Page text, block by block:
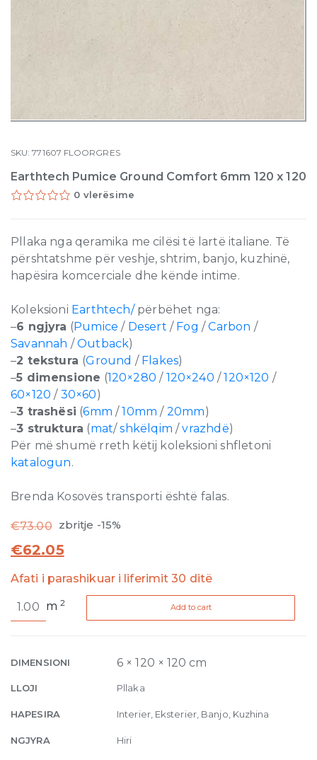
SKU:771607 FLOORGRES
Earthtech Pumice Ground Comfort 6mm 120 x 120
0 vlerësime
Pllaka nga qeramika me cilësi të lartë italiane. Të
përshtatshme për veshje, shtrim, banjo, kuzhinë,
hapësira komcerciale dhe kënde intime.
Koleksioni Earthtech/përbëhet nga:
–6 ngjyra (Pumice / Desert / Fog /Carbon /
Savannah /Outback)
–2 tekstura (Ground / Flakes)
–5 dimensione (120×280 / 120×240 /120×120 /
60×120 / 30×60)
–3 trashësi (6mm/10mm / 20mm)
–3 struktura (mat/shkëlqim /vrazhdë)
Për më shumë rreth këtij koleksioni shfletoni
katalogun.
Brenda Kosovës transporti është falas.
€73.00 zbritje -15%
€62.05
Afati i parashikuar i liferimit 30 ditë
Pumice
6mm
x
120
m2 Add to cart
DIMENSIONI 6 × 120 × 120 cm
LLOJI Pllaka
HAPESIRA Interier, Eksterier, Banjo, Kuzhina
NGJYRA Hiri